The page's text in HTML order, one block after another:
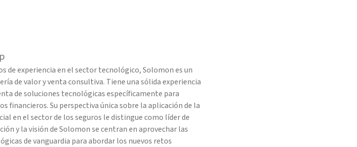
de experiencia en el sector tecnológico, Solomon es un
de valor y venta consultiva. Tiene una sólida experiencia
de soluciones tecnológicas específicamente para
financieros. Su perspectiva única sobre la aplicación de la
en el sector de los seguros le distingue como líder de
y la visión de Solomon se centran en aprovechar las
de vanguardia para abordar los nuevos retos